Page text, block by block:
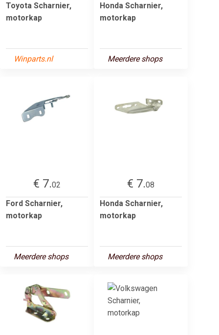
Toyota Scharnier,
motorkap
Winparts.nl
Honda Scharnier,
motorkap
Meerdere shops
€ 7.02
Ford Scharnier,
motorkap
Meerdere shops
€ 7.08
Honda Scharnier,
motorkap
Meerdere shops